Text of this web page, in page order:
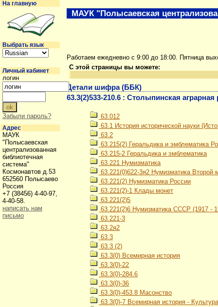
Работаем ежедневно с 9:00 до 18:00. Пятница
С этой страницы вы можете:
Детали шифра (ББК)
63.3(2)533-210.6 : Столыпинская
63.012
63.1 История исторической науки
63.2
63.215(2) Геральдика и эмблематика
63.215-2 Геральдика и эмблематика
63.221 Нумизматика
63.221(0)622-3я2 Нумизматика
63.221(2) Нумизматика России
63.221(2)-1 Клады монет
63.221(2)5
63.221(2)6 Нумизматика СССР (1917 -
63.221-3
63.2я2
63.3
63.3 (2)
63.3(0) Всемирная история
63.3(0)-22
63.3(0)-284.6
63.3(0)-36
63.3(0)-453.8 Масонство
63.3(0)-7 Всемирная история -
МАУК "Полысаевская
На главную
Выбрать язык
Личный кабинет
логин
Забыли пароль?
Адрес
МАУК
"Полысаевская
централизованная
библиотечная
система"
Космонавтов д.53
652560 Полысаево
Россия
+7 (38456) 4-40-97,
4-40-58.
написать нам
письмо